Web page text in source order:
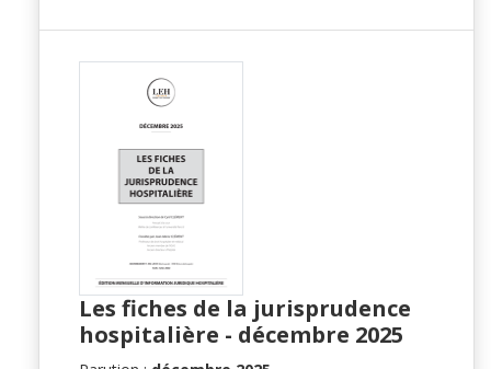
Les fiches de la jurisprudence
hospitalière - décembre 2025